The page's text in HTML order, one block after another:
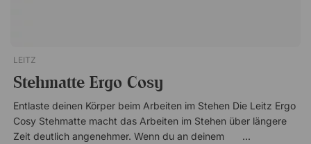
LEITZ
Stehmatte Ergo Cosy
Entlaste deinen Körper beim Arbeiten im Stehen Die Leitz Ergo
Cosy Stehmatte macht das Arbeiten im Stehen über längere
Zeit deutlich angenehmer. Wenn du an deinem